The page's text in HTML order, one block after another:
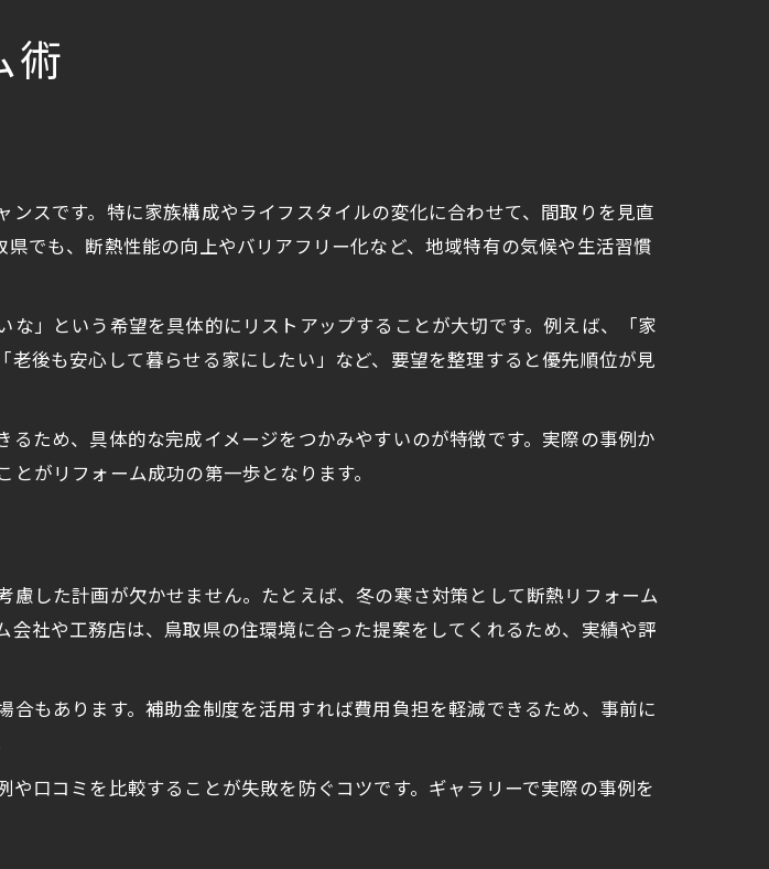
リフォーム選択肢
ーで事例を見るメリット
会社選びのコツ
かる信頼性の見抜き方
比較する実践的な基準
リフォームを進める方法
頼先選びの視点とは
施工実績をチェックしよう
較検討ポイント
い業者の選び方
術
スです。特に家族構成やライフスタイルの変化に合わせて、間取りを見直
でも、断熱性能の向上やバリアフリー化など、地域特有の気候や生活習慣
」という希望を具体的にリストアップすることが大切です。例えば、「家
後も安心して暮らせる家にしたい」など、要望を整理すると優先順位が見
ため、具体的な完成イメージをつかみやすいのが特徴です。実際の事例か
がリフォーム成功の第一歩となります。
した計画が欠かせません。たとえば、冬の寒さ対策として断熱リフォーム
社や工務店は、鳥取県の住環境に合った提案をしてくれるため、実績や評
もあります。補助金制度を活用すれば費用負担を軽減できるため、事前に
口コミを比較することが失敗を防ぐコツです。ギャラリーで実際の事例を